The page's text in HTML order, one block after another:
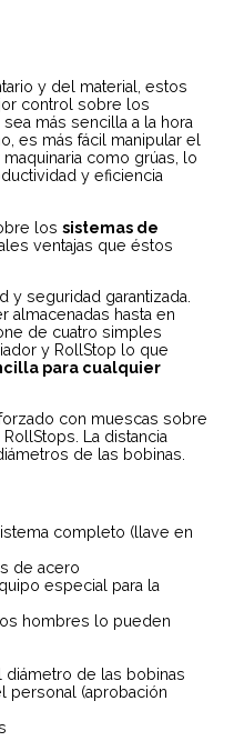
y del material, estos
control sobre los
más sencilla a la hora
es más fácil manipular el
como grúas, lo
y eficiencia
los sistemas de
ventajas que éstos
y seguridad garantizada.
almacenadas hasta en
de cuatro simples
y RollStop lo que
para cualquier
con muescas sobre
La distancia
de las bobinas.
completo (llave en
de acero
especial para la
hombres lo pueden
diámetro de las bobinas
personal (aprobación